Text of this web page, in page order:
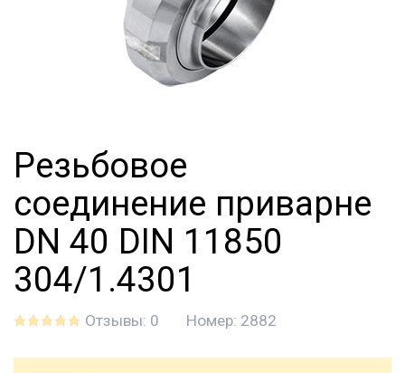
Резьбовое
соединение приварне
DN 40 DIN 11850
304/1.4301
Отзывы: 0 Номер: 2882